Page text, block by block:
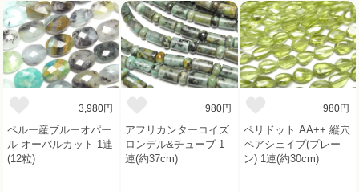
3,980円
ペルー産ブルーオパー
ル オーバルカット 1連
(12粒)
980円
アフリカンターコイズ
ロンデル&チューブ 1
連(約37cm)
980円
ペリドット AA++ 縦穴
ペアシェイプ(プレー
ン) 1連(約30cm)